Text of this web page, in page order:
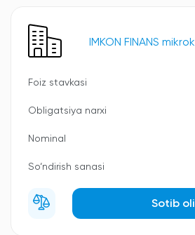
IMKON FINANS
Foiz stavkasi
Obligatsiya narxi
Nominal
So‘ndirish sanasi
Sotib